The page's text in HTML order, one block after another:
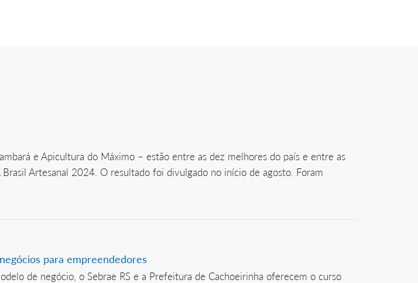
e Apicultura do Máximo – estão entre as dez melhores do país e entre as
Artesanal 2024. O resultado foi divulgado no início de agosto. Foram
para empreendedores
de negócio, o Sebrae RS e a Prefeitura de Cachoeirinha oferecem o curso